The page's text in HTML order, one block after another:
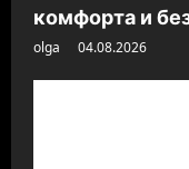
комфорта и
olga 04.08.2026